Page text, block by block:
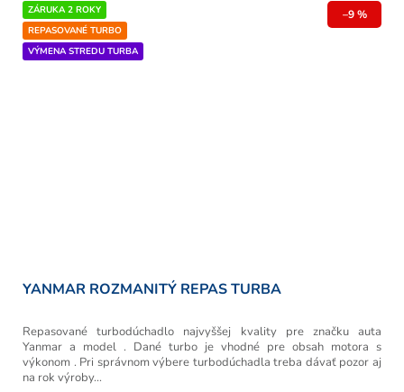
ZÁRUKA 2 ROKY
REPASOVANÉ TURBO
VÝMENA STREDU TURBA
–9 %
YANMAR ROZMANITÝ REPAS TURBA
Repasované turbodúchadlo najvyššej kvality pre značku auta
Yanmar a model . Dané turbo je vhodné pre obsah motora s
výkonom . Pri správnom výbere turbodúchadla treba dávať pozor aj
na rok výroby...